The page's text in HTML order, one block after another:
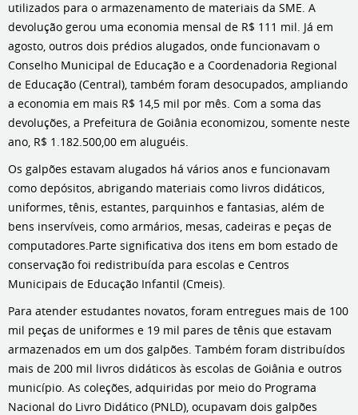
utilizados para o armazenamento de materiais da SME. A
devolução gerou uma economia mensal de R$ 111 mil. Já em
agosto, outros dois prédios alugados, onde funcionavam o
Conselho Municipal de Educação e a Coordenadoria Regional
de Educação (Central), também foram desocupados, ampliando
a economia em mais R$ 14,5 mil por mês. Com a soma das
devoluções, a Prefeitura de Goiânia economizou, somente neste
ano, R$ 1.182.500,00 em aluguéis.
Os galpões estavam alugados há vários anos e funcionavam
como depósitos, abrigando materiais como livros didáticos,
uniformes, tênis, estantes, parquinhos e fantasias, além de
bens inservíveis, como armários, mesas, cadeiras e peças de
computadores.Parte significativa dos itens em bom estado de
conservação foi redistribuída para escolas e Centros
Municipais de Educação Infantil (Cmeis).
Para atender estudantes novatos, foram entregues mais de 100
mil peças de uniformes e 19 mil pares de tênis que estavam
armazenados em um dos galpões. Também foram distribuídos
mais de 200 mil livros didáticos às escolas de Goiânia e outros
município. As coleções, adquiridas por meio do Programa
Nacional do Livro Didático (PNLD), ocupavam dois galpões